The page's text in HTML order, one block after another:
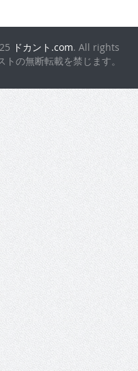
ドカント.com. All rights
の無断転載を禁じます。